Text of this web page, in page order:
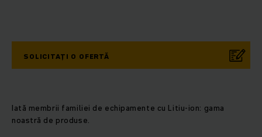
SOLICITAȚI O OFERTĂ
Iată membrii familiei de echipamente cu Litiu-ion: gama
noastră de produse.